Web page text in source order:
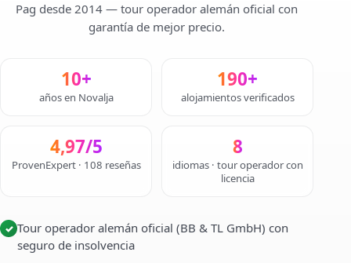
Pag desde 2014 — tour operador alemán oficial con
garantía de mejor precio.
10+
años en Novalja
190+
alojamientos verificados
4,97/5
ProvenExpert · 108 reseñas
8
idiomas · tour operador con
licencia
✓ Tour operador alemán oficial (BB & TL GmbH) con
seguro de insolvencia